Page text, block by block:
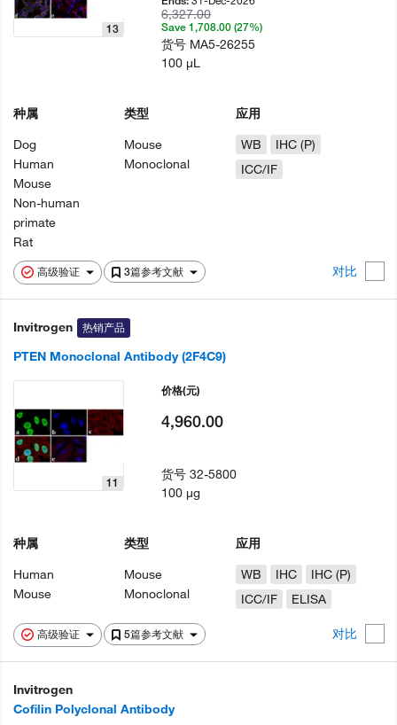
高级验证 3篇参考文献 对比
13
种属
Dog
Human
Mouse
Non-human
primate
Rat
类型
Mouse
Monoclonal
应用
WB
IHC (P)
ICC/IF
6,327.00
Save 1,708.00 (27%)
货号 MA5-26255
100 µL
Invitrogen 热销产品
PTEN Monoclonal Antibody (2F4C9)
高级验证 5篇参考文献 对比
11
种属
Human
Mouse
类型
Mouse
Monoclonal
应用
WB
IHC
IHC (P)
ICC/IF
ELISA
价格(元)
4,960.00
货号32-5800
100 µg
Invitrogen
Cofilin Polyclonal Antibody